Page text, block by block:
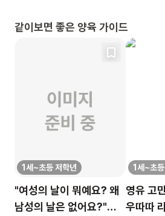
같이보면 좋은 양육 가이드
1세~초등 저학년
"여성의 날이 뭐예요? 왜
남성의 날은 없어요?"
1세~초
영유 고
우따따